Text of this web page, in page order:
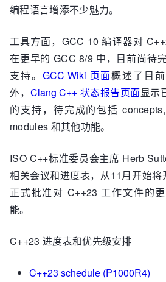
编程语言增添不少魅力。
工具方面，GCC 10 编译器对
在更早的 GCC 8/9 中，目前尚待
支持。 GCC Wiki 页面概述了目
外， Clang C++ 状态报告页面显示
的支持，待完成的包括
modules 和其他功能。
ISO C++标准委员会主席 Herb
相关会议和进度表，从11月开始
正式批准对 C++23 工作文件的
能。
C++23 进度表和优先级安排
C++23 schedule (P1000R4)